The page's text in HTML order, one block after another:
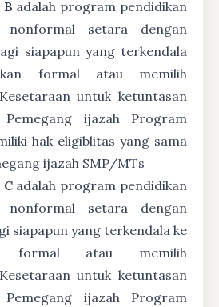
adalah program pendidikan
setara dengan
siapapun yang terkendala
formal atau memilih
untuk ketuntasan
Pemegang ijazah Program
hak eligiblitas yang sama
ijazah SMP/MTs
adalah program pendidikan
setara dengan
siapapun yang terkendala ke
formal atau memilih
untuk ketuntasan
Pemegang ijazah Program